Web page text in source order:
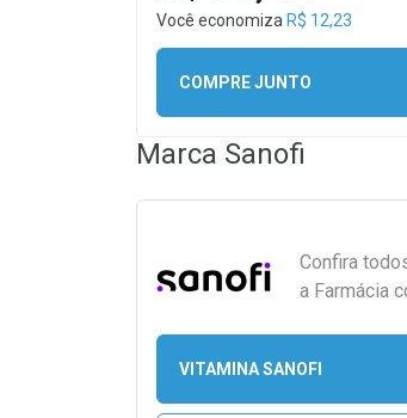
Você economiza R$ 12,23
COMPRE JUNTO
Marca Sanofi
Confira
a Farmácia
VITAMINA SANOFI